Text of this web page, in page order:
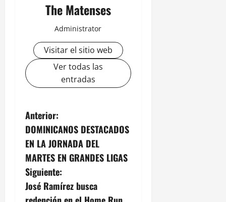
The Matenses
Administrator
Visitar el sitio web
Ver todas las
entradas
N
a
v
e
Anterior:
DOMINICANOS DESTACADOS
EN LA JORNADA DEL
MARTES EN GRANDES LIGAS
Siguiente:
José Ramírez busca